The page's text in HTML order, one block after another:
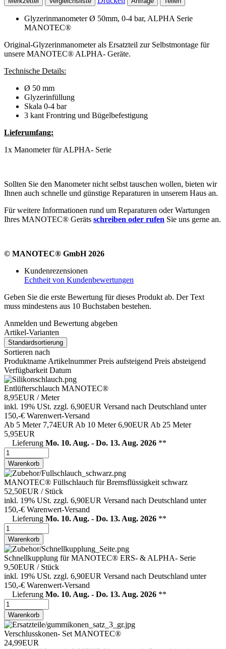
Glyzerinmanometer Ø 50mm, 0-4 bar, ALPHA Serie
MANOTEC®
Original-Glyzerinmanometer als Ersatzteil zur Selbstmontage für
unsere MANOTEC® ALPHA- Geräte.
Technische Details:
Ø 50 mm
Glyzerinfüllung
Skala 0-4 bar
3 kant Frontring und Bügelbefestigung
Lieferumfang:
1x Manometer für ALPHA- Serie
Sollten Sie den Manometer nicht selbst tauschen wollen, bieten wir
Ihnen auch schnelle und günstige Reparaturen in unserem Haus an.
Für weitere Informationen rund um Reparaturen oder Wartungen
Ihres MANOTEC® Geräts schreiben oder rufen Sie uns gerne an.
© MANOTEC® GmbH 2026
Kundenrezensionen
Echtheit von Kundenbewertungen
Geben Sie die erste Bewertung für dieses Produkt ab. Der Text
muss mindestens aus 10 Buchstaben bestehen.
Anmelden und Bewertung abgeben
Artikel-Varianten
Standardsortierung
Sortieren nach
Produktname Artikelnummer Preis aufsteigend Preis absteigend
Verfügbarkeit Datum
Entlüfterschlauch MANOTEC®
8,95EUR / Meter
inkl. 19% USt. zzgl. 6,90EUR Versand nach Deutschland unter
150,-€ Warenwert-Versand
Ab 5 Meter 7,74EUR Ab 10 Meter 6,90EUR Ab 25 Meter
5,95EUR
Lieferung Mo. 10. Aug. - Do. 13. Aug. 2026 **
Warenkorb
MANOTEC® Füllschlauch für Bremsflüssigkeit schwarz
52,50EUR / Stück
inkl. 19% USt. zzgl. 6,90EUR Versand nach Deutschland unter
150,-€ Warenwert-Versand
Lieferung Mo. 10. Aug. - Do. 13. Aug. 2026 **
Warenkorb
Schnellkupplung für MANOTEC® ERS- & ALPHA- Serie
9,50EUR / Stück
inkl. 19% USt. zzgl. 6,90EUR Versand nach Deutschland unter
150,-€ Warenwert-Versand
Lieferung Mo. 10. Aug. - Do. 13. Aug. 2026 **
Warenkorb
Verschlusskonen- Set MANOTEC®
24,99EUR